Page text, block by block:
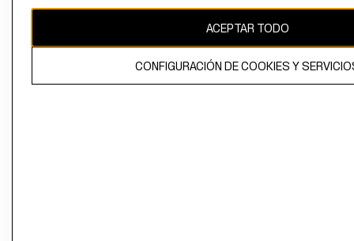
El contenido de esta página web está protegido por copyright y es
ACEPTAR TODO
CONFIGURACIÓN DE COOKIES Y